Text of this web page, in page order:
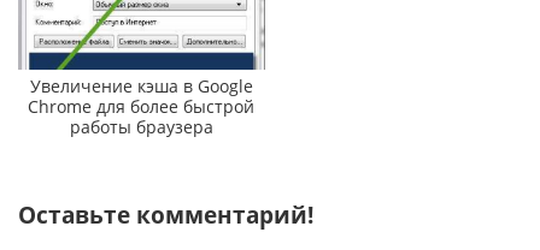
Увеличение кэша в Google
Chrome для более быстрой
работы браузера
Оставьте комментарий!